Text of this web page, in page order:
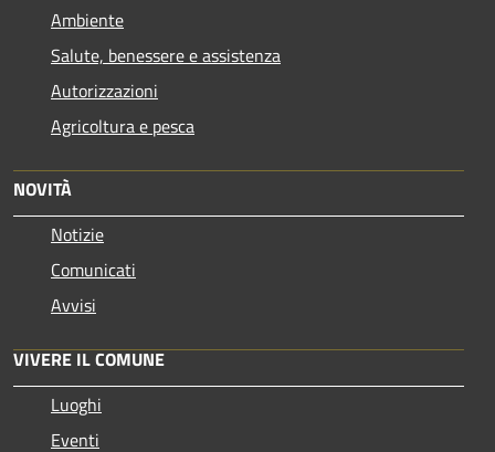
Ambiente
Salute, benessere e assistenza
Autorizzazioni
Agricoltura e pesca
NOVITÀ
Notizie
Comunicati
Avvisi
VIVERE IL COMUNE
Luoghi
Eventi